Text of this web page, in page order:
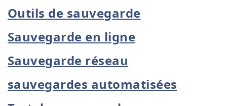
Outils de sauvegarde
Sauvegarde en ligne
Sauvegarde réseau
sauvegardes automatisées